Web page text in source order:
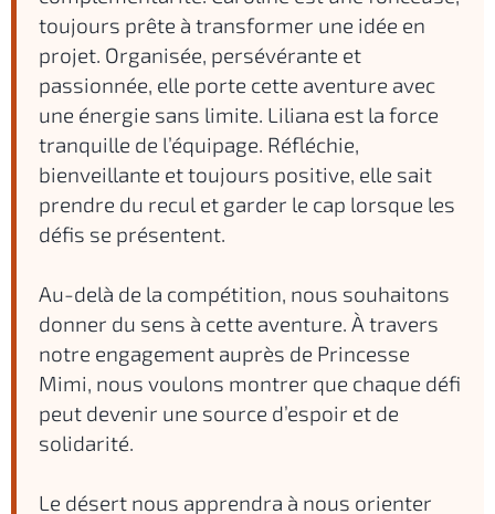
toujours prête à transformer une idée en
projet. Organisée, persévérante et
passionnée, elle porte cette aventure avec
une énergie sans limite. Liliana est la force
tranquille de l’équipage. Réfléchie,
bienveillante et toujours positive, elle sait
prendre du recul et garder le cap lorsque les
défis se présentent.
Au-delà de la compétition, nous souhaitons
donner du sens à cette aventure. À travers
notre engagement auprès de Princesse
Mimi, nous voulons montrer que chaque défi
peut devenir une source d’espoir et de
solidarité.
Le désert nous apprendra à nous orienter